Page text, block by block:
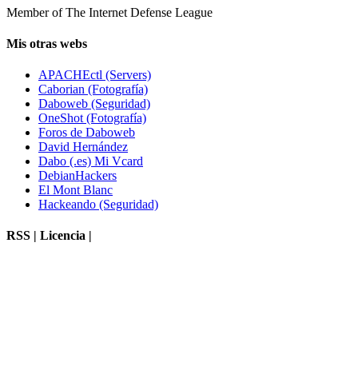
Member of The Internet Defense League
Mis otras webs
APACHEctl (Servers)
Caborian (Fotografía)
Daboweb (Seguridad)
OneShot (Fotografía)
Foros de Daboweb
David Hernández
Dabo (.es) Mi Vcard
DebianHackers
El Mont Blanc
Hackeando (Seguridad)
RSS | Licencia |